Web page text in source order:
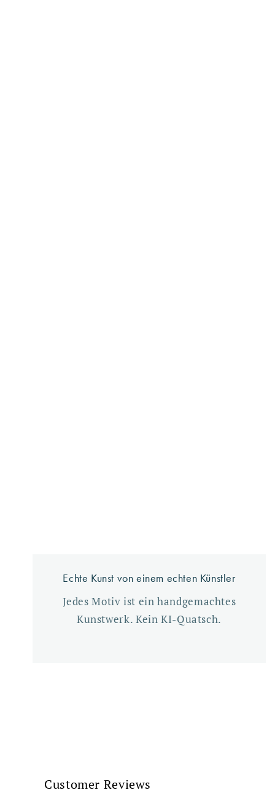
Echte Kunst von einem echten Künstler
Jedes Motiv ist ein handgemachtes
Kunstwerk. Kein KI-Quatsch.
Customer Reviews